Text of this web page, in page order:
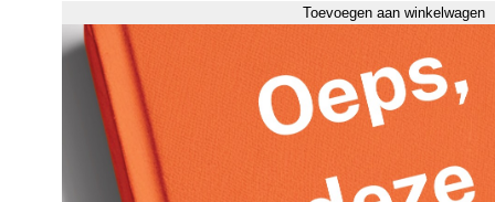
Toevoegen aan winkelwagen